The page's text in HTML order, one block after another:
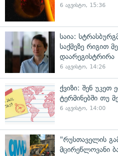
6 აგვისტო, 15:36
საია:
საქმეზე რიგით
დაარეგისტრირა
6 აგვისტო, 14:26
ქვიზი: შენ
ტერმინებში თუ
6 აგვისტო, 14:00
"რუსთაველის
მცირეწლოვანი